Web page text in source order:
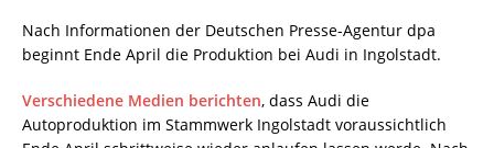
Nach Informationen der Deutschen Presse-Agentur dpa
beginnt Ende April die Produktion bei Audi in Ingolstadt.
Verschiedene Medien berichten, dass Audi die
Autoproduktion im Stammwerk Ingolstadt voraussichtlich